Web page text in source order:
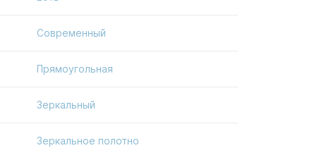
Современный
Прямоугольная
Зеркальный
Зеркальное полотно